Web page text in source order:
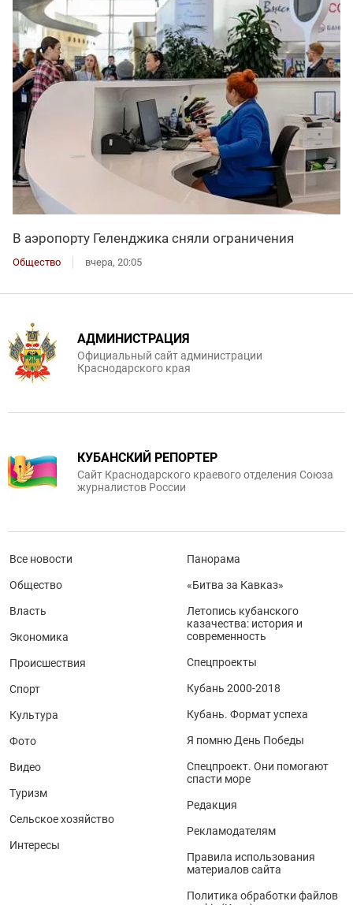
В аэропорту Геленджика сняли ограничения
Общество вчера, 20:05
АДМИНИСТРАЦИЯ
Официальный сайт администрации
Краснодарского края
КУБАНСКИЙ РЕПОРТЕР
Сайт Краснодарского краевого отделения Союза
журналистов России
Все новости
Общество
Власть
Экономика
Происшествия
Спорт
Культура
Фото
Видео
Туризм
Сельское хозяйство
Интересы
Панорама
«Битва за Кавказ»
Летопись кубанского
казачества: история и
современность
Спецпроекты
Кубань 2000-2018
Кубань. Формат успеха
Я помню День Победы
Спецпроект. Они помогают
спасти море
Редакция
Рекламодателям
Правила использования
материалов сайта
Политика обработки файлов